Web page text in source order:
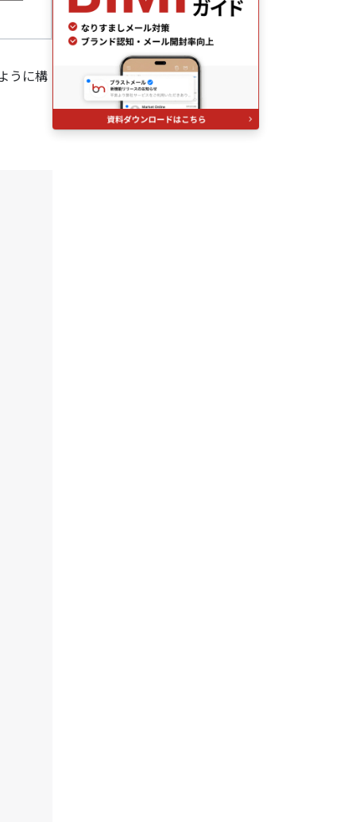
うに構